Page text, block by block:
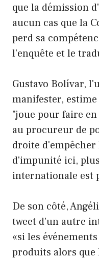
que la démission
aucun cas que la
perd sa
l'enquête et le
Gustavo Bolívar,
manifester,
"joue pour faire
au procureur de
droite d'empêcher
d'impunité ici,
internationale est
De son côté,
tweet d'un autre
«si les
produits alors que